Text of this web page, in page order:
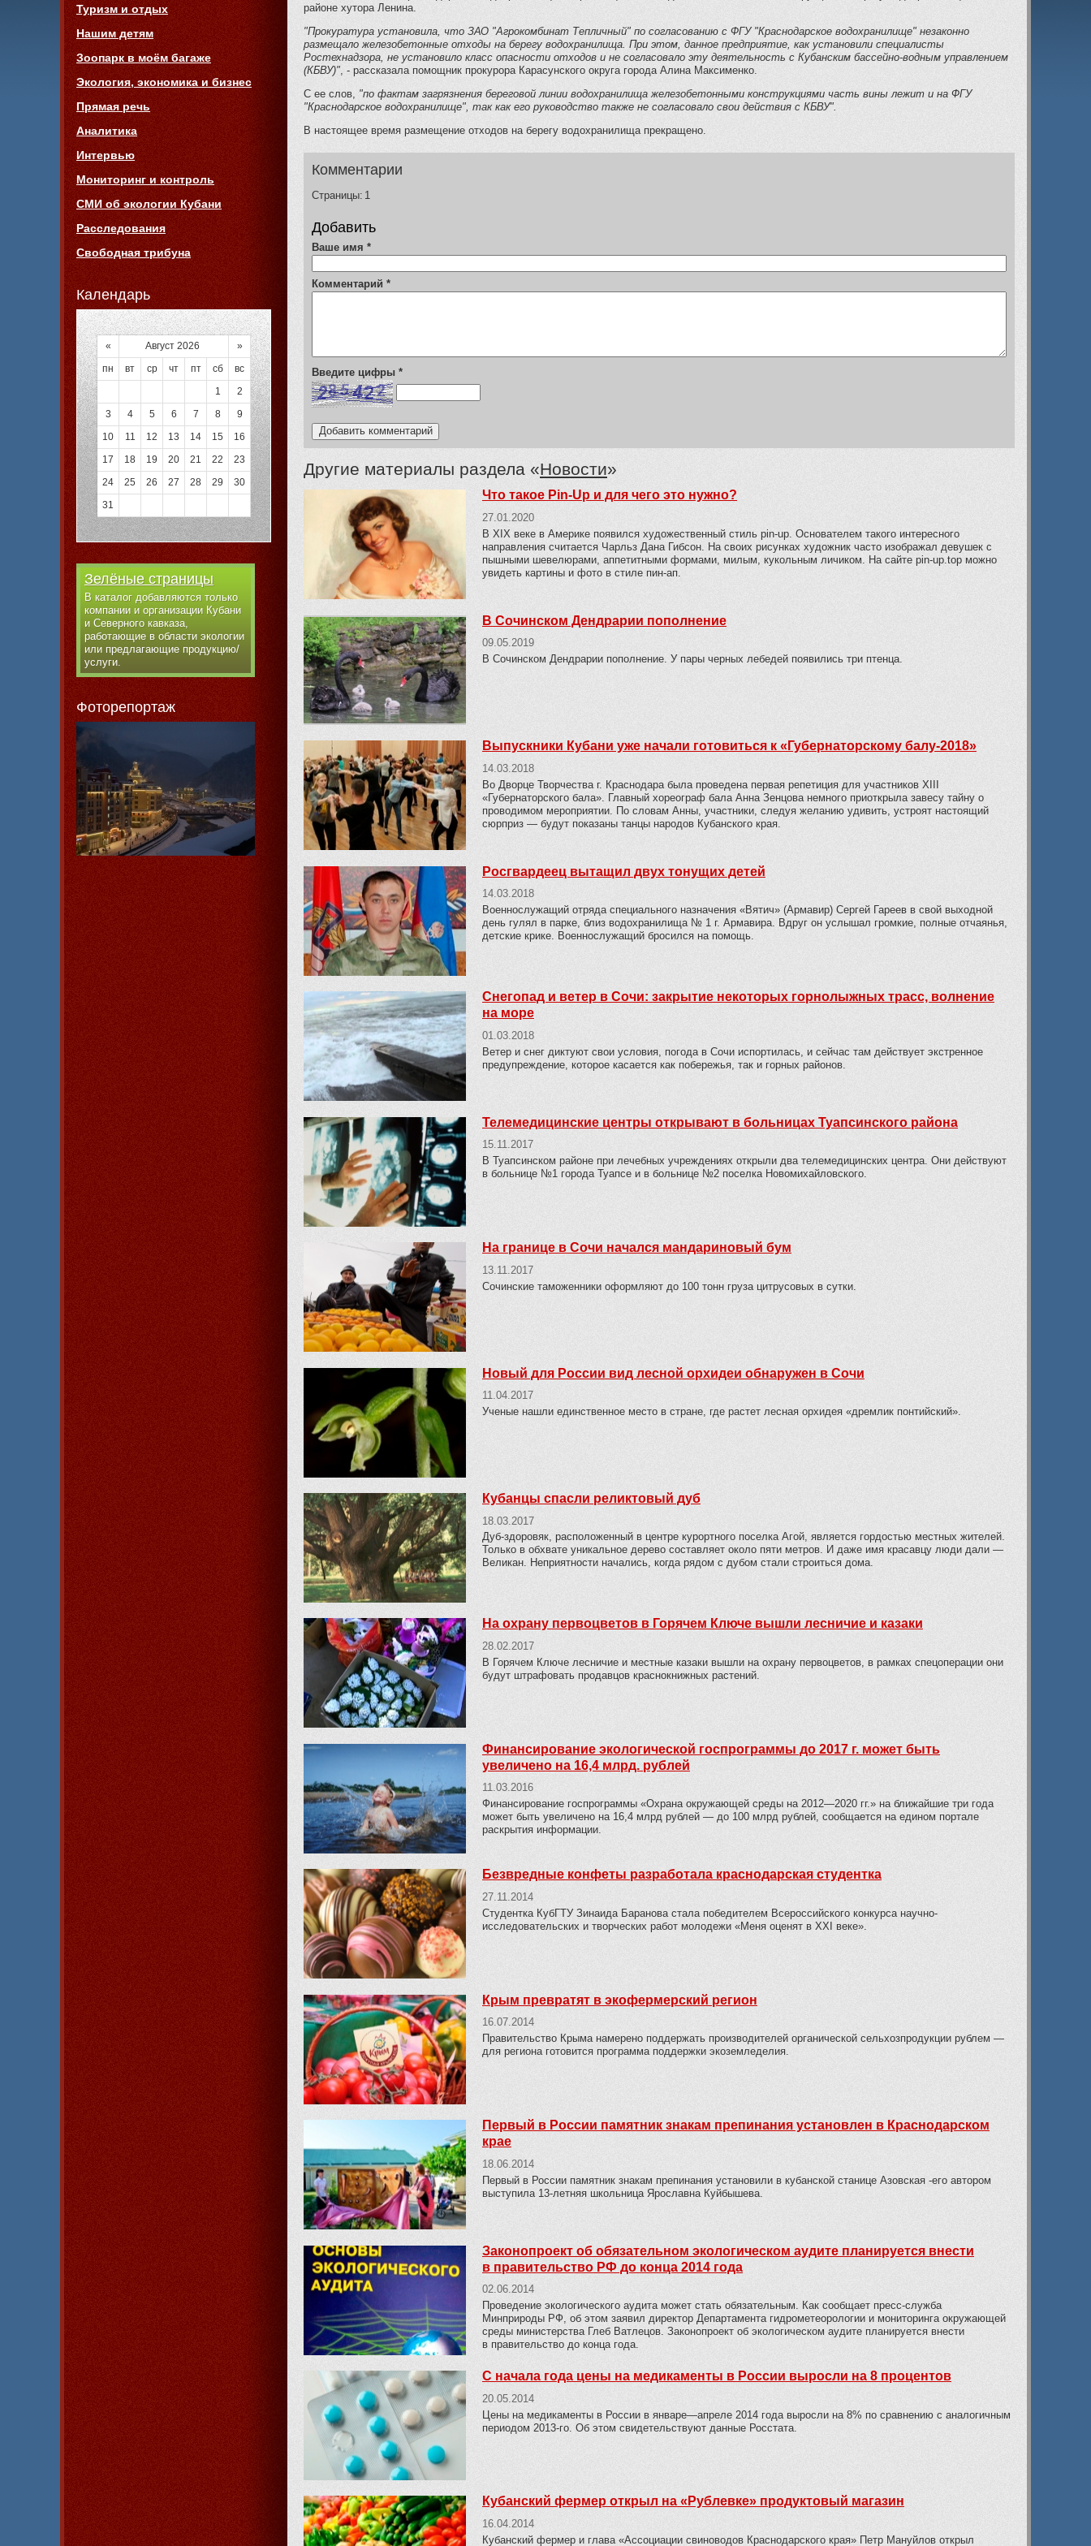
районе хутора Ленина.
"Прокуратура установила, что ЗАО "Агрокомбинат Тепличный" по согласованию с ФГУ "Краснодарское водохранилище" незаконно
размещало железобетонные отходы на берегу водохранилища. При этом, данное предприятие, как установили специалисты
Ростехнадзора, не установило класс опасности отходов и не согласовало эту деятельность с Кубанским бассейно-водным управлением
(КБВУ)" , - рассказала помощник прокурора Карасунского округа города Алина Максименко.
С ее слов, "по фактам загрязнения береговой линии водохранилища железобетонными конструкциями часть вины лежит и на ФГУ
"Краснодарское водохранилище", так как его руководство также не согласовало свои действия с КБВУ".
В настоящее время размещение отходов на берегу водохранилища прекращено.
Комментарии
Страницы: 1
Добавить
Ваше имя *
Комментарий *
Введите цифры *
Другие материалы раздела «Новости»
Что такое Pin-Up и для чего это нужно?
27.01.2020
В XIX веке в Америке появился художественный стиль pin-up. Основателем такого интересного
направления считается Чарльз Дана Гибсон. На своих рисунках художник часто изображал девушек с
пышными шевелюрами, аппетитными формами, милым, кукольным личиком. На сайте pin-up.top можно
увидеть картины и фото в стиле пин-ап.
В Сочинском Дендрарии пополнение
09.05.2019
В Сочинском Дендрарии пополнение. У пары черных лебедей появились три птенца.
Выпускники Кубани уже начали готовиться к «Губернаторскому балу-2018»
14.03.2018
Во Дворце Творчества г. Краснодара была проведена первая репетиция для участников XIII
«Губернаторского бала». Главный хореограф бала Анна Зенцова немного приоткрыла завесу тайну о
проводимом мероприятии. По словам Анны, участники, следуя желанию удивить, устроят настоящий
сюрприз — будут показаны танцы народов Кубанского края.
Росгвардеец вытащил двух тонущих детей
14.03.2018
Военнослужащий отряда специального назначения «Вятич» (Армавир) Сергей Гареев в свой выходной
день гулял в парке, близ водохранилища № 1 г. Армавира. Вдруг он услышал громкие, полные отчаянья,
детские крике. Военнослужащий бросился на помощь.
Снегопад и ветер в Сочи: закрытие некоторых горнолыжных трасс, волнение
на море
01.03.2018
Ветер и снег диктуют свои условия, погода в Сочи испортилась, и сейчас там действует экстренное
предупреждение, которое касается как побережья, так и горных районов.
Телемедицинские центры открывают в больницах Туапсинского района
15.11.2017
В Туапсинском районе при лечебных учреждениях открыли два телемедицинских центра. Они действуют
в больнице №1 города Туапсе и в больнице №2 поселка Новомихайловского.
На границе в Сочи начался мандариновый бум
13.11.2017
Сочинские таможенники оформляют до 100 тонн груза цитрусовых в сутки.
Новый для России вид лесной орхидеи обнаружен в Сочи
11.04.2017
Ученые нашли единственное место в стране, где растет лесная орхидея «дремлик понтийский».
Кубанцы спасли реликтовый дуб
18.03.2017
Дуб-здоровяк, расположенный в центре курортного поселка Агой, является гордостью местных жителей.
Только в обхвате уникальное дерево составляет около пяти метров. И даже имя красавцу люди дали —
Великан. Неприятности начались, когда рядом с дубом стали строиться дома.
На охрану первоцветов в Горячем Ключе вышли лесничие и казаки
28.02.2017
В Горячем Ключе лесничие и местные казаки вышли на охрану первоцветов, в рамках спецоперации они
будут штрафовать продавцов краснокнижных растений.
Финансирование экологической госпрограммы до 2017 г. может быть
увеличено на 16,4 млрд. рублей
11.03.2016
Финансирование госпрограммы «Охрана окружающей среды на 2012—2020 гг.» на ближайшие три года
может быть увеличено на 16,4 млрд рублей — до 100 млрд рублей, сообщается на едином портале
раскрытия информации.
Безвредные конфеты разработала краснодарская студентка
27.11.2014
Студентка КубГТУ Зинаида Баранова стала победителем Всероссийского конкурса научно-
исследовательских и творческих работ молодежи «Меня оценят в ХХI веке».
Крым превратят в экофермерский регион
16.07.2014
Правительство Крыма намерено поддержать производителей органической сельхозпродукции рублем —
для региона готовится программа поддержки экоземледелия.
Первый в России памятник знакам препинания установлен в Краснодарском
крае
18.06.2014
Первый в России памятник знакам препинания установили в кубанской станице Азовская -его автором
выступила 13-летняя школьница Ярославна Куйбышева.
Законопроект об обязательном экологическом аудите планируется внести
в правительство РФ до конца 2014 года
02.06.2014
Проведение экологического аудита может стать обязательным. Как сообщает пресс-служба
Минприроды РФ, об этом заявил директор Департамента гидрометеорологии и мониторинга окружающей
среды министерства Глеб Ватлецов. Законопроект об экологическом аудите планируется внести
в правительство до конца года.
С начала года цены на медикаменты в России выросли на 8 процентов
20.05.2014
Цены на медикаменты в России в январе—апреле 2014 года выросли на 8% по сравнению с аналогичным
периодом 2013-го. Об этом свидетельствуют данные Росстата.
Кубанский фермер открыл на «Рублевке» продуктовый магазин
16.04.2014
Кубанский фермер и глава «Ассоциации свиноводов Краснодарского края» Петр Мануйлов открыл
Туризм и отдых
Нашим детям
Зоопарк в моём багаже
Экология, экономика и бизнес
Прямая речь
Аналитика
Интервью
Мониторинг и контроль
СМИ об экологии Кубани
Расследования
Свободная трибуна
Календарь
« Август 2026
»
пн
вт ср чт пт сб
вс
1
2
3
4 5 6 7 8
9
10
11 12 13 14 15
16
17
18 19 20 21 22
23
24
25 26 27 28 29
30
31
Зелёные страницы
В каталог добавляются только
компании и организации Кубани
и Северного кавказа,
работающие в области экологии
или предлагающие продукцию/
услуги.
Фоторепортаж